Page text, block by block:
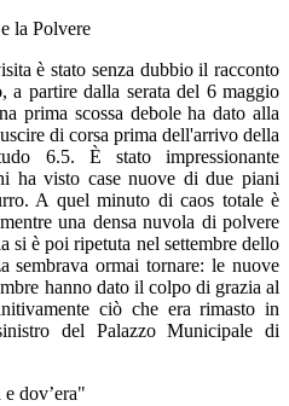
la Polvere
è stato senza dubbio il racconto
a partire dalla serata del 6 maggio
prima scossa debole ha dato alla
di corsa prima dell'arrivo della
6.5. È stato impressionante
ha visto case nuove di due piani
A quel minuto di caos totale è
una densa nuvola di polvere
si è poi ripetuta nel settembre dello
sembrava ormai tornare: le nuove
hanno dato il colpo di grazia al
ciò che era rimasto in
del Palazzo Municipale di
dov’era"